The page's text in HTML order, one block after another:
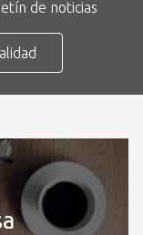
de noticias